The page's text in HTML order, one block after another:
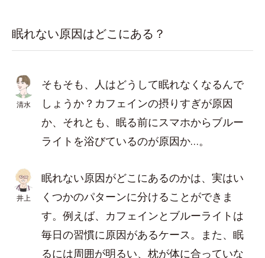
眠れない原因はどこにある？
清水
そもそも、人はどうして眠れなくなるんで
しょうか？カフェインの摂りすぎが原因
か、それとも、眠る前にスマホからブルー
ライトを浴びているのが原因か…。
井上
眠れない原因がどこにあるのかは、実はい
くつかのパターンに分けることができま
す。例えば、カフェインとブルーライトは
毎日の習慣に原因があるケース。また、眠
るには周囲が明るい、枕が体に合っていな